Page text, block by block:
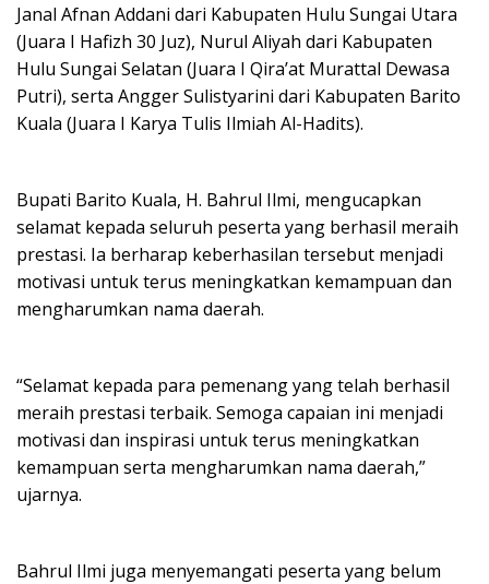
Janal Afnan Addani dari Kabupaten Hulu Sungai Utara
(Juara I Hafizh 30 Juz), Nurul Aliyah dari Kabupaten
Hulu Sungai Selatan (Juara I Qira’at Murattal Dewasa
Putri), serta Angger Sulistyarini dari Kabupaten Barito
Kuala (Juara I Karya Tulis Ilmiah Al-Hadits).
Bupati Barito Kuala, H. Bahrul Ilmi, mengucapkan
selamat kepada seluruh peserta yang berhasil meraih
prestasi. Ia berharap keberhasilan tersebut menjadi
motivasi untuk terus meningkatkan kemampuan dan
mengharumkan nama daerah.
“Selamat kepada para pemenang yang telah berhasil
meraih prestasi terbaik. Semoga capaian ini menjadi
motivasi dan inspirasi untuk terus meningkatkan
kemampuan serta mengharumkan nama daerah,”
ujarnya.
Bahrul Ilmi juga menyemangati peserta yang belum